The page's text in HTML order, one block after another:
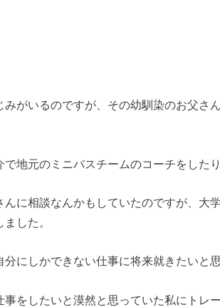
がいるのですが、その幼馴染のお父さ
地元のミニバスチームのコーチをした
に相談なんかもしていたのですが、大
した。
にしかできない仕事に将来就きたいと
をしたいと漠然と思っていた私にトレ